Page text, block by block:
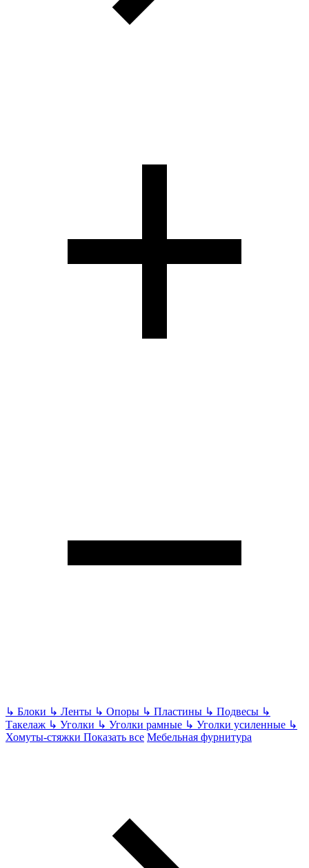
↳ Блоки ↳ Ленты ↳ Опоры ↳ Пластины ↳ Подвесы ↳
Такелаж ↳ Уголки ↳ Уголки рамные ↳ Уголки усиленные ↳
Хомуты-стяжки Показать все Мебельная фурнитура